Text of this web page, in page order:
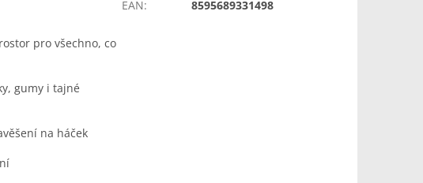
pro všechno, co
gumy i tajné
na háček
EAN: 8595689331498